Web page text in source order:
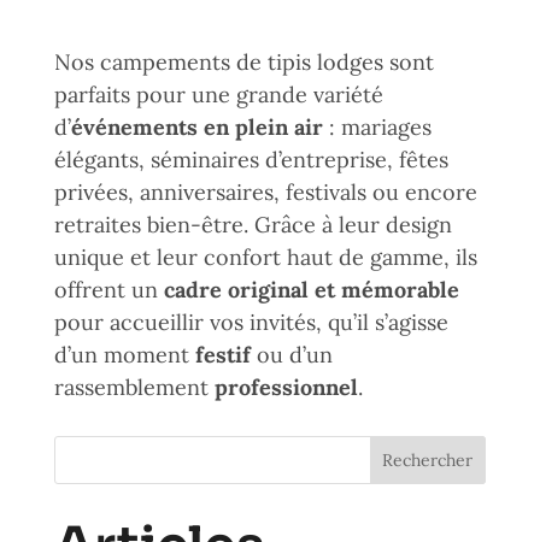
Nos campements de tipis lodges sont
parfaits pour une grande variété
d’événements en plein air: mariages
élégants, séminaires d’entreprise, fêtes
privées, anniversaires, festivals ou encore
retraites bien-être. Grâce à leur design
unique et leur confort haut de gamme, ils
offrent un cadre original et mémorable
pour accueillir vos invités, qu’il s’agisse
d’un moment festifou d’un
rassemblement professionnel.
Rechercher